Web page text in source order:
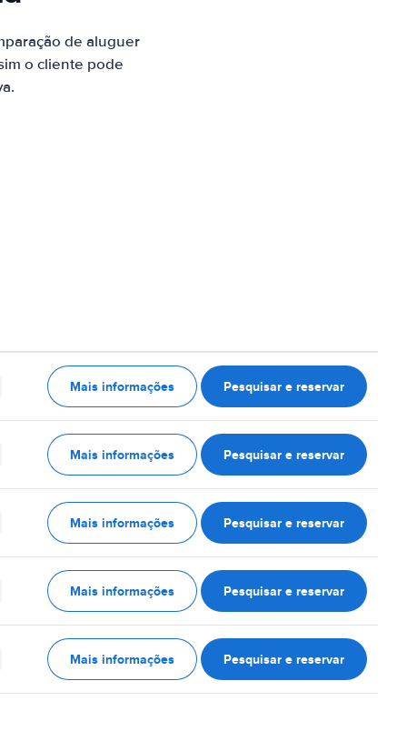
de aluguer
o cliente pode
Mais informações Pesquisar e reservar
Mais informações Pesquisar e reservar
Mais informações Pesquisar e reservar
Mais informações Pesquisar e reservar
Mais informações Pesquisar e reservar